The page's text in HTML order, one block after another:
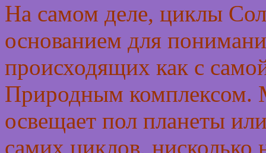
На самом деле, циклы
основанием для
происходящих как с
Природным комплексом.
освещает пол планеты
самих циклов, нисколько